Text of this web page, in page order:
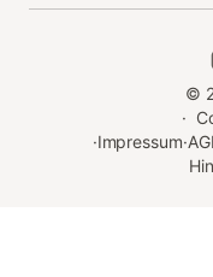
©
·
·Impressum·